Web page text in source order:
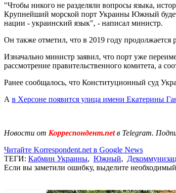
"Чтобы никого не разделяли вопросы языка,
Крупнейший морской порт Украины Южный будет
нации - украинский язык", - написал министр.
Он также отметил, что в 2019 году продолжается
Изначально министр заявил, что порт уже
рассмотрение правительственного комитета, а
Ранее сообщалось, что Конституционный суд
А в Херсоне появится улица имени Екатерины
Новости от Корреспондент.netв Telegram.
Читайте Korrespondent.net в Google News
ТЕГИ: Кабмин Украины, Южный,
Если вы заметили ошибку, выделите